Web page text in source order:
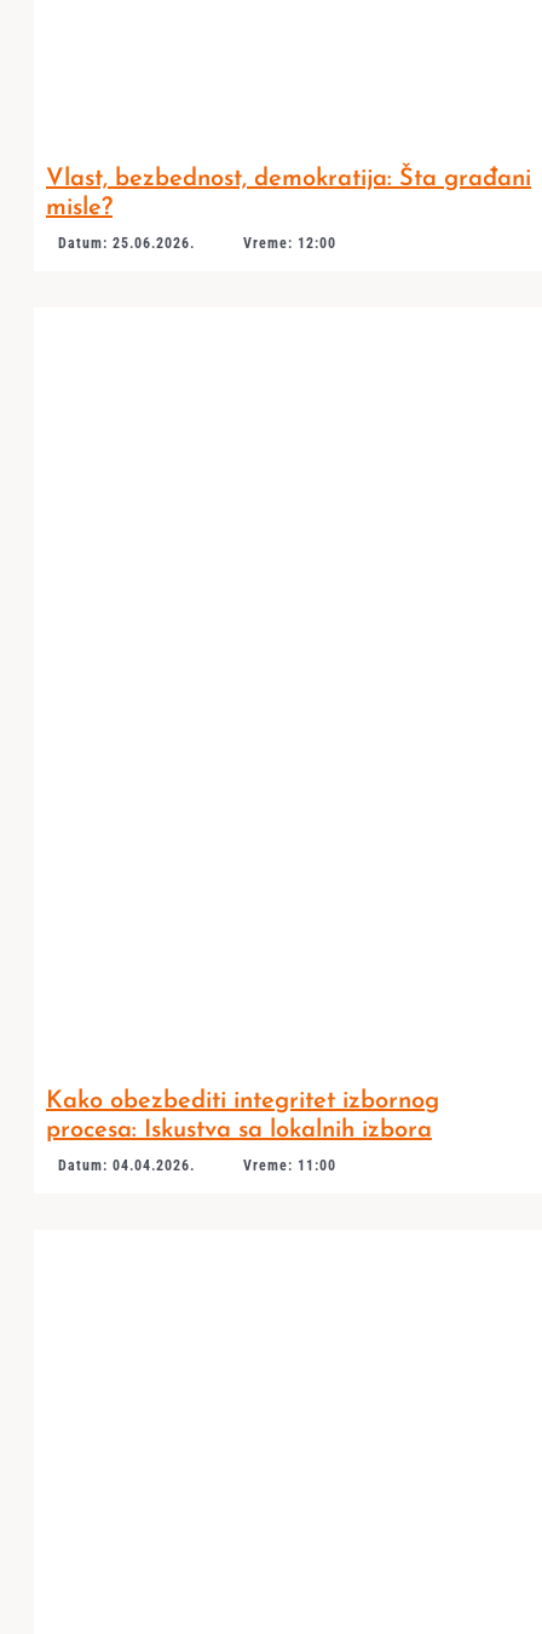
Vlast, bezbednost, demokratija: Šta građani
misle?
Datum: 25.06.2026. Vreme: 12:00
Kako obezbediti integritet izbornog
procesa: Iskustva sa lokalnih izbora
Datum: 04.04.2026. Vreme: 11:00